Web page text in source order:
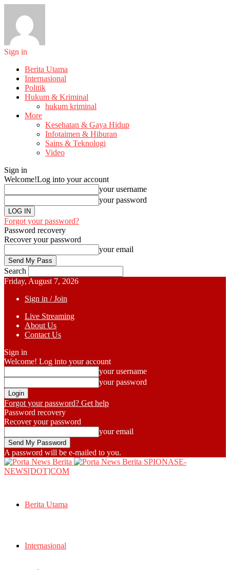
Sign in
Berita Utama
Internasional
Politik
Hukum & Kriminal
hukum kriminal
More
Kesehatan & Gaya Hidup
Infotaimen & Hiburan
Sains & Teknologi
Video
Sign in
Welcome!Log into your account
your username
your password
Forgot your password?
Password recovery
Recover your password
your email
Search
Friday, August 7, 2026
Sign in / Join
Live Streaming
About Us
Contact Us
Sign in
Welcome! Log into your account
your username
your password
Forgot your password? Get help
Password recovery
Recover your password
your email
A password will be e-mailed to you.
SPIONASE-
NEWS[DOT]COM
Berita Utama
Internasional